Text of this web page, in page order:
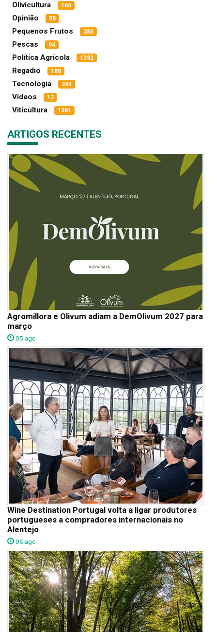
Olivicultura 165
Opinião 58
Pequenos Frutos 286
Pescas 94
Política Agrícola 1332
Regadio 188
Tecnologia 244
Vídeos 12
Viticultura 1381
ARTIGOS RECENTES
Agromillora e Olivum adiam a DemOlivum 2027 para
março
05 ago
Wine Destination Portugal volta a ligar produtores
portugueses a compradores internacionais no
Alentejo
05 ago